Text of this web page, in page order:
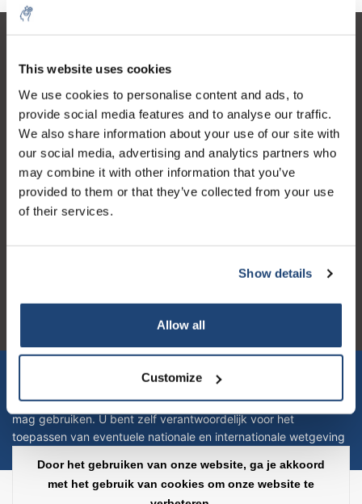
This website uses cookies
We use cookies to personalise content and ads, to
provide social media features and to analyse our traffic.
We also share information about your use of our site with
our social media, advertising and analytics partners who
may combine it with other information that you’ve
provided to them or that they’ve collected from your use
of their services.
Show details
Allow all
Customize
Contactgegevens
Openingstijden
verleend worden en zijn enkel ter educatie en/of informatie en
zijn geen handleiding of omschrijving hoe u het product kan en
mag gebruiken. U bent zelf verantwoordelijk voor het
toepassen van eventuele nationale en internationale wetgeving
Copyright © 2026 - Laboratorium Discounter - All rights reserved - Theme by
Door het gebruiken van onze website, ga je akkoord
met het gebruik van cookies om onze website te